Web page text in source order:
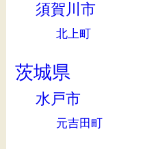
須賀川市
北上町
茨城県
水戸市
元吉田町